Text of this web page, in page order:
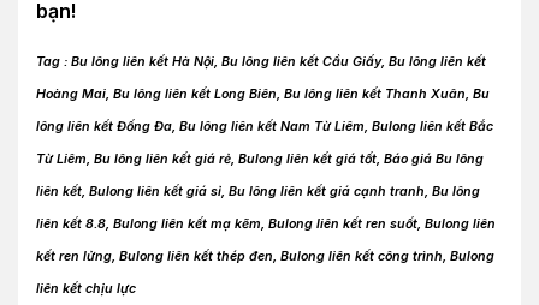
bạn!
Tag : Bu lông liên kết Hà Nội, Bu lông liên kết Cầu Giấy, Bu lông liên kết
Hoàng Mai, Bu lông liên kết Long Biên, Bu lông liên kết Thanh Xuân, Bu
lông liên kết Đống Đa, Bu lông liên kết Nam Từ Liêm, Bulong liên kết Bắc
Từ Liêm, Bu lông liên kết giá rẻ, Bulong liên kết giá tốt, Báo giá Bu lông
liên kết, Bulong liên kết giá sỉ, Bu lông liên kết giá cạnh tranh, Bu lông
liên kết 8.8, Bulong liên kết mạ kẽm, Bulong liên kết ren suốt, Bulong liên
kết ren lửng, Bulong liên kết thép đen, Bulong liên kết công trình, Bulong
liên kết chịu lực